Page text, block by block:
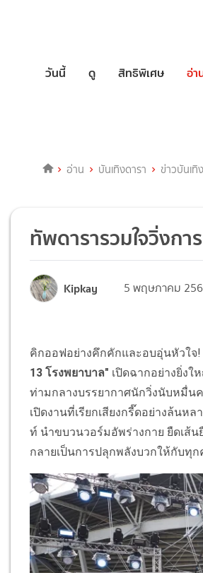
วันนี้ ดู สิทธิพิเศษ อ่า
อ่าน บันเทิงดารา ข่าวบันเทิง
ทัพดารารวมใจวิ่งก
Kipkay 5 พฤษภาคม
คิกออฟอย่างคึกคักและอบอุ่นหัวใจ
13 โรงพยาบาล" เปิดฉากอย่างยิ่ง
ท่ามกลางบรรยากาศนักวิ่งนับหมื่น
เปิดงานที่เรียกเสียงกรี๊ดอย่างล้น
ท์ นำขบวนวอร์มอัพร่างกาย ยืดเส้น
กลายเป็นการปลุกพลังบวกให้กับทุ